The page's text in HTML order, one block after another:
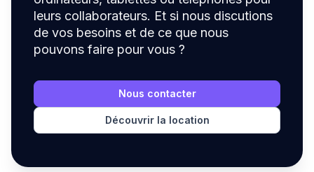
leurs collaborateurs. Et si nous discutions
de vos besoins et de ce que nous
pouvons faire pour vous ?
Nous contacter
Découvrir la location